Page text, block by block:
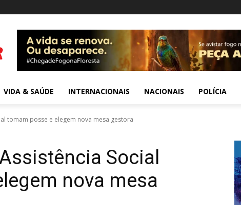
VIDA & SAÚDE INTERNACIONAIS NACIONAIS POLÍCIA
tomam posse e elegem nova mesa gestora
Social
nova mesa